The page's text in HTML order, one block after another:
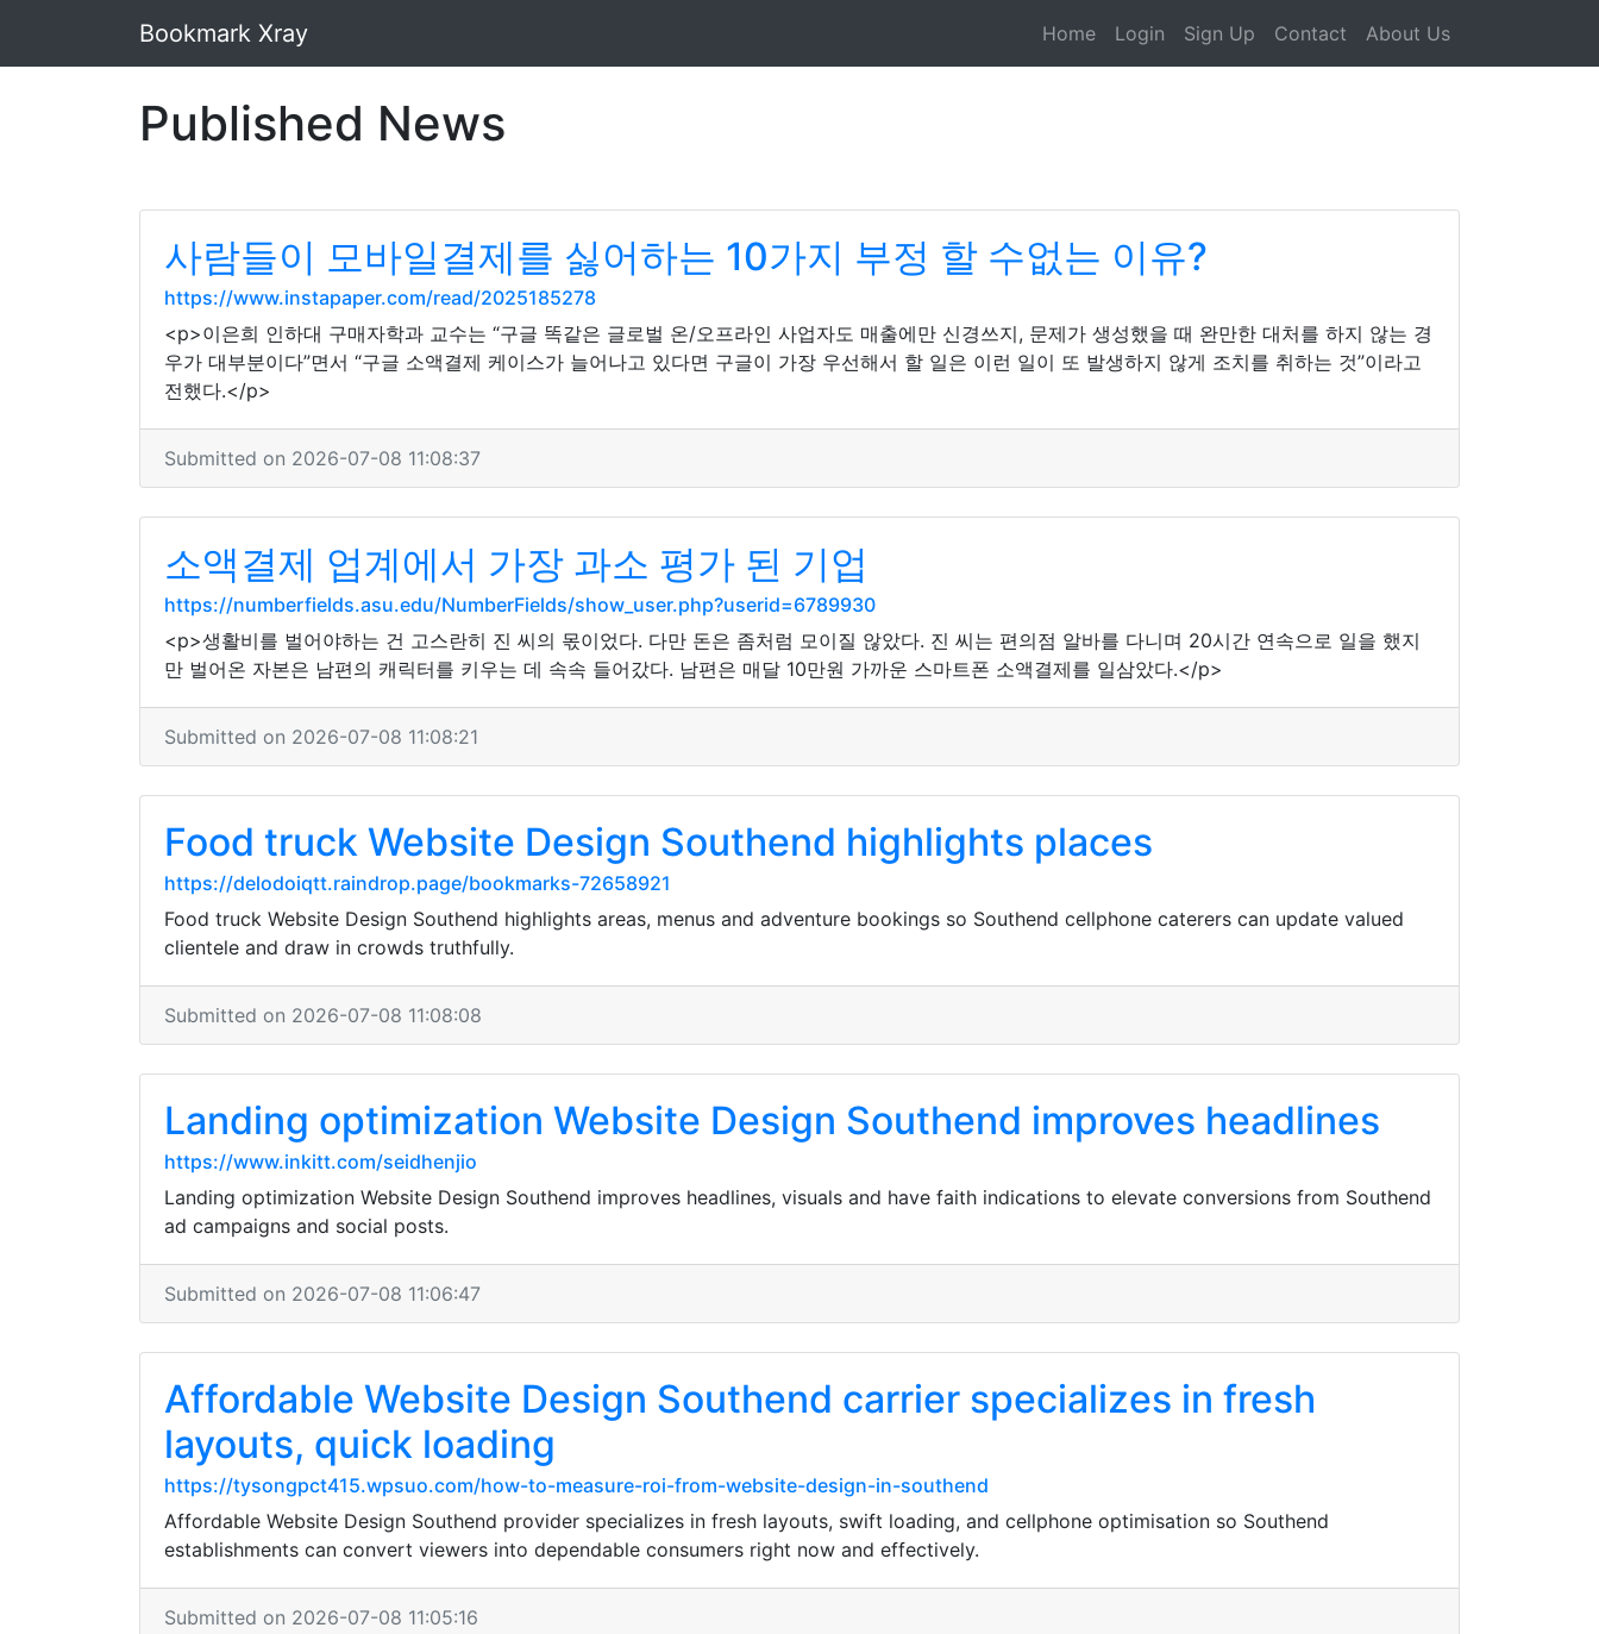
Bookmark Xray Home Login Sign Up Contact About Us
Published News
사람들이 모바일결제를 싫어하는 10가지 부정 할 수없는 이유?
https://www.instapaper.com/read/2025185278
<p>이은희 인하대 구매자학과 교수는 “구글 똑같은 글로벌 온/오프라인 사업자도 매출에만 신경쓰지, 문제가 생성했을 때 완만한 대처를 하지 않는 경
우가 대부분이다”면서 “구글 소액결제 케이스가 늘어나고 있다면 구글이 가장 우선해서 할 일은 이런 일이 또 발생하지 않게 조치를 취하는 것”이라고
전했다.</p>
Submitted on 2026-07-08 11:08:37
소액결제 업계에서 가장 과소 평가 된 기업
https://numberfields.asu.edu/NumberFields/show_user.php?userid=6789930
<p>생활비를 벌어야하는 건 고스란히 진 씨의 몫이었다. 다만 돈은 좀처럼 모이질 않았다. 진 씨는 편의점 알바를 다니며 20시간 연속으로 일을 했지
만 벌어온 자본은 남편의 캐릭터를 키우는 데 속속 들어갔다. 남편은 매달 10만원 가까운 스마트폰 소액결제를 일삼았다.</p>
Submitted on 2026-07-08 11:08:21
Food truck Website Design Southend highlights places
https://delodoiqtt.raindrop.page/bookmarks-72658921
Food truck Website Design Southend highlights areas, menus and adventure bookings so Southend cellphone caterers can update valued
clientele and draw in crowds truthfully.
Submitted on 2026-07-08 11:08:08
Landing optimization Website Design Southend improves headlines
https://www.inkitt.com/seidhenjio
Landing optimization Website Design Southend improves headlines, visuals and have faith indications to elevate conversions from Southend
ad campaigns and social posts.
Submitted on 2026-07-08 11:06:47
Affordable Website Design Southend carrier specializes in fresh
layouts, quick loading
https://tysongpct415.wpsuo.com/how-to-measure-roi-from-website-design-in-southend
Affordable Website Design Southend provider specializes in fresh layouts, swift loading, and cellphone optimisation so Southend
establishments can convert viewers into dependable consumers right now and effectively.
Submitted on 2026-07-08 11:05:16